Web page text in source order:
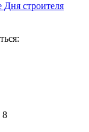
Дня строителя
8